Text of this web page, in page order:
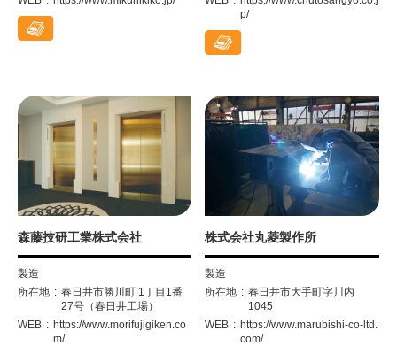
p/
森藤技研工業株式会社
製造
所在地
春日井市勝川町 1丁目1番
27号（春日井工場）
WEB
https://www.morifujigiken.co
m/
株式会社丸菱製作所
製造
所在地
春日井市大手町字川内
1045
WEB
https://www.marubishi-co-ltd.
com/